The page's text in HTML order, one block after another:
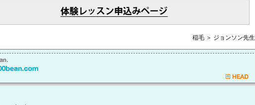
稲毛 ＞ ジョンソン先生